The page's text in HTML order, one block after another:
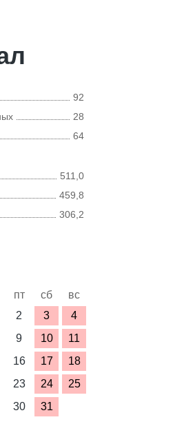
92
28
64
511,0
459,8
306,2
пт сб
вс
2 3
4
9 10
11
16 17
18
23 24
25
30 31